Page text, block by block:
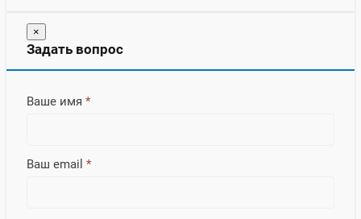
×
Задать вопрос
Ваше имя *
Ваш email *